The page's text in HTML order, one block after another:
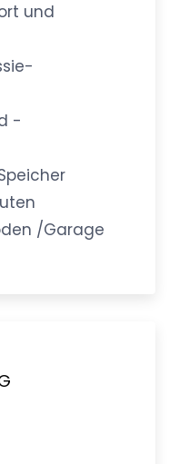
und
-
/Garage